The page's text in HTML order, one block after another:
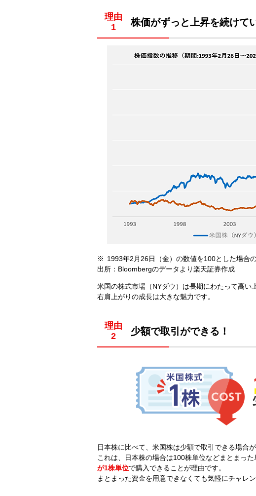
理由 株価がずっと上昇を続けて
1993年2月26日（金）の数値を100とした場合
出所：Bloombergのデータより楽天証券作成
米国の株式市場（NYダウ）は長期にわたって高い
右肩上がりの成長は大きな魅力です。
理由 少額で取引ができる！
日本株に比べて、米国株は少額で取引できる場合
これは、日本株の場合は100株単位などまとまっ
が1株単位で購入できることが理由です。
まとまった資金を用意できなくても気軽にチャレ